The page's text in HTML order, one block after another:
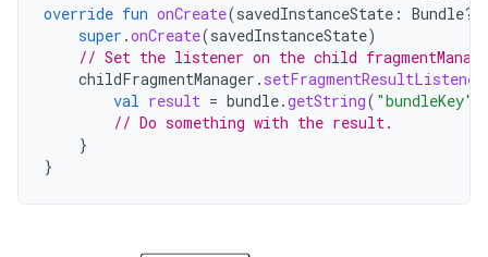
override fun onCreate(savedInstanceState : Bundle?)
super .onCreate(savedInstanceState)
// Set the listener on the child
childFragmentManager . setFragmentResultListener
val result = bundle.getString( "bundleKey"
// Do something with the result.
}
}